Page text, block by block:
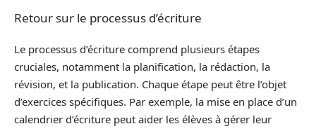
Retour sur le processus d’écriture
Le processus d’écriture comprend plusieurs étapes
cruciales, notamment la planification, la rédaction, la
révision, et la publication. Chaque étape peut être l’objet
d’exercices spécifiques. Par exemple, la mise en place d’un
calendrier d’écriture peut aider les élèves à gérer leur